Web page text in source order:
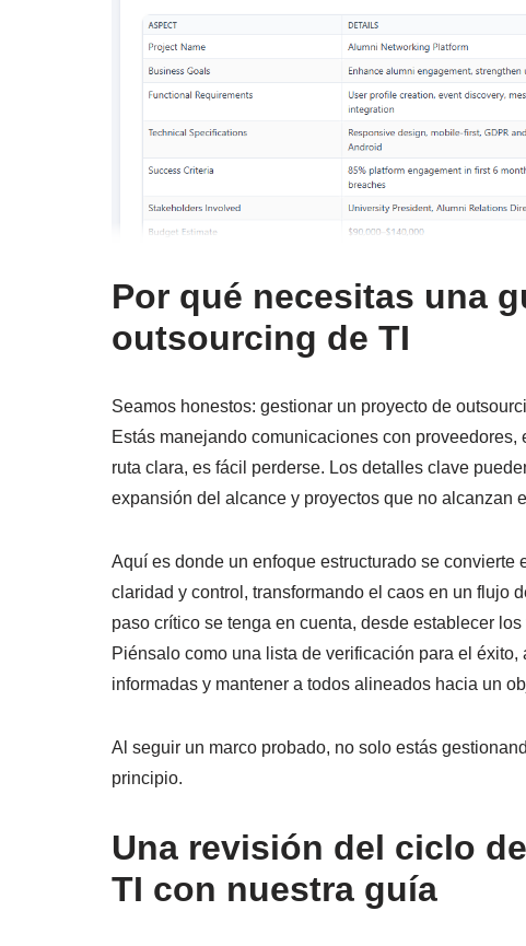
Por qué necesitas una
outsourcing de TI
Seamos honestos: gestionar un proyecto de
Estás manejando comunicaciones con
ruta clara, es fácil perderse. Los detalles clave
expansión del alcance y proyectos que no alcanzan
Aquí es donde un enfoque estructurado se
claridad y control, transformando el caos en un flujo
paso crítico se tenga en cuenta, desde establecer
Piénsalo como una lista de verificación para el
informadas y mantener a todos alineados hacia un
Al seguir un marco probado, no solo estás
principio.
Una revisión del ciclo
TI con nuestra guía